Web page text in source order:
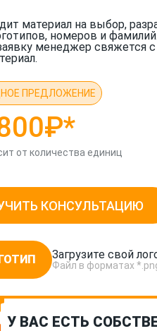
материал на выбор,
номеров и
менеджер свяжется
ПРЕДЛОЖЕНИЕ
*
от количества единиц
КОНСУЛЬТАЦИЮ
Загрузите свой
Файл в форматах
У ВАС ЕСТЬ